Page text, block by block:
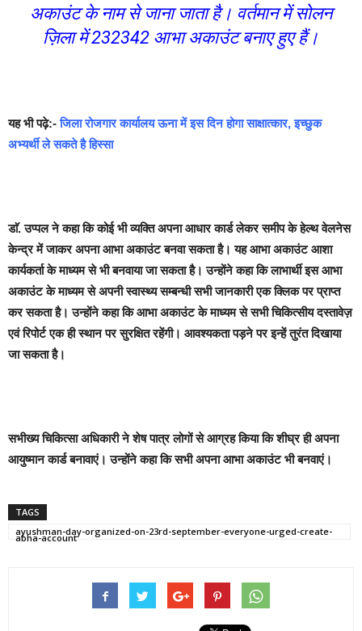
अकाउंट के नाम से जाना जाता है। वर्तमान में सोलन
ज़िला में 232342 आभा अकाउंट बनाए हुए हैं।
यह भी पढ़े:-जिला रोजगार कार्यालय ऊना में इस दिन होगा साक्षात्कार, इच्छुक
अभ्यर्थी ले सकते है हिस्सा
डाॅ. उप्पल ने कहा कि कोई भी व्यक्ति अपना आधार कार्ड लेकर समीप के हेल्थ वेलनेस
केन्द्र में जाकर अपना आभा अकाउंट बनवा सकता है। यह आभा अकाउंट आशा
कार्यकर्ता के माध्यम से भी बनवाया जा सकता है। उन्होंने कहा कि लाभार्थी इस आभा
अकाउंट के माध्यम से अपनी स्वास्थ्य सम्बन्धी सभी जानकारी एक क्लिक पर प्राप्त
कर सकता है। उन्होंने कहा कि आभा अकाउंट के माध्यम से सभी चिकित्सीय दस्तावेज़
एवं रिपोर्ट एक ही स्थान पर सुरक्षित रहेंगी। आवश्यकता पड़ने पर इन्हें तुरंत दिखाया
जा सकता है।
सभीख्य चिकित्सा अधिकारी ने शेष पात्र लोगों से आग्रह किया कि शीघ्र ही अपना
आयुष्मान कार्ड बनावाएं। उन्होंने कहा कि सभी अपना आभा अकाउंट भी बनवाएं।
TAGS
ayushman-day-organized-on-23rd-september-everyone-urged-create-
abha-account